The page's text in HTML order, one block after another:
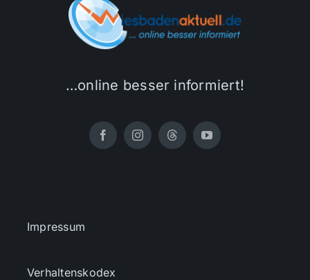
…online besser informiert!
Impressum
Verhaltenskodex